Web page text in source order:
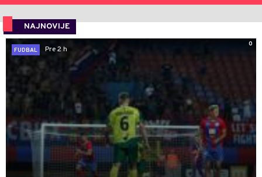
NAJNOVIJE
0
FUDBAL
Pre 2 h